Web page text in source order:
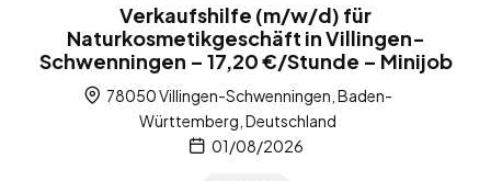
Verkaufshilfe (m/w/d) für
Naturkosmetikgeschäft in Villingen-
Schwenningen – 17,20 €/Stunde – Minijob
78050 Villingen-Schwenningen, Baden-
Württemberg, Deutschland
01/08/2026